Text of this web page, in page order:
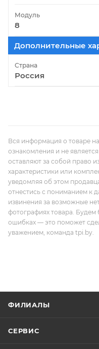
Модуль
8
Дополнительные
Страна
Россия
Вся информация о товаре
ознакомления и не
оставляют за собой право
характеристики или
уведомляя об этом
отнестись с пониманием к
извинения за возможные
фотографиях товара.
ошибках — это поможет
уважением, команда tpi.by.
ФИЛИАЛЫ
СЕРВИС